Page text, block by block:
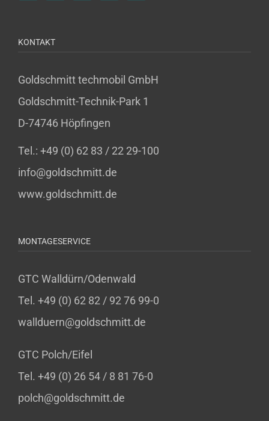
KONTAKT
Goldschmitt techmobil GmbH
Goldschmitt-Technik-Park 1
D-74746 Höpfingen
Tel.: +49 (0) 62 83 / 22 29-100
info@goldschmitt.de
www.goldschmitt.de
MONTAGESERVICE
GTC Walldürn/Odenwald
Tel. +49 (0) 62 82 / 92 76 99-0
wallduern@goldschmitt.de
GTC Polch/Eifel
Tel. +49 (0) 26 54 / 8 81 76-0
polch@goldschmitt.de